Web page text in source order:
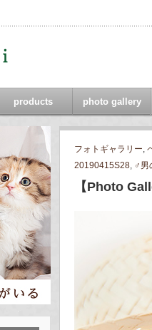
products photo gallery
フォトギャラリー,
20190415S28, ♂男
【Photo